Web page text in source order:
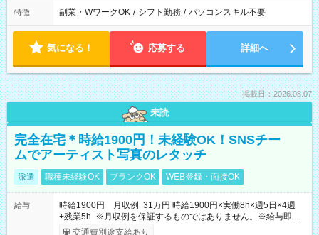
特徴 副業・WワークOK / シフト勤務 / パソコンスキル不要
気になる！ 応募する 詳細へ
掲載日：2026.08.07
未読
完全在宅＊時給1900円！未経験OK！SNSチー
ムでアーティスト写真のレタッチ
派遣 職種未経験OK ブランクOK WEB登録・面接OK
給与
時給1900円 月収例 31万円 時給1900円×実働8h×週5日×4週
+残業5h ※月収例を保証するものではありません。※給与即受
取りサービス利用可（利用条件有）
交通費別途支給あり